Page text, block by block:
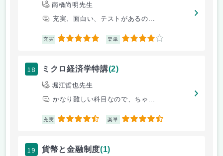
南橋尚明先生
充実、面白い、テストがあるの...
充実 5 楽単 4
18 ミクロ経済学特講(2)
堀江哲也先生
かなり難しい科目なので、ちゃ...
充実 4.5 楽単 4.5
19 貨幣と金融制度(1)